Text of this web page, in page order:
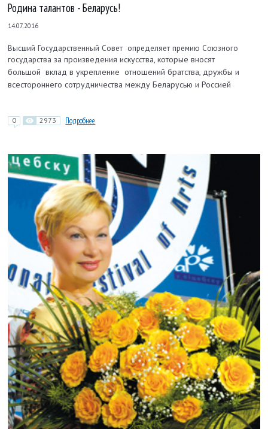
Родина талантов - Беларусь!
14.07.2016
Высший Государственный Совет определяет премию Союзного
государстваза произведения искусства, которые вносят
большой вклад в укрепление отношений братства, дружбы и
всестороннего сотрудничества между Беларусью и Россией
0 2973 Подробнее